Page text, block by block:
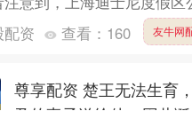
，同时为了保护所有游客
资 查看： 160 友牛网
尊享配资 楚王无法生育
孕的妻子送给他，因此诞